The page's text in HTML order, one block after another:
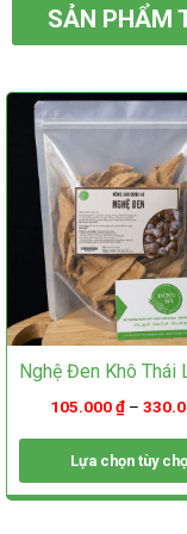
thể.
Các
có
thể
được
chọn
trên
trang
sản
phẩm
SẢN PHẨM
Nghệ Đen Khô Thái
105.000₫–
Lựa chọn tùy
Sản